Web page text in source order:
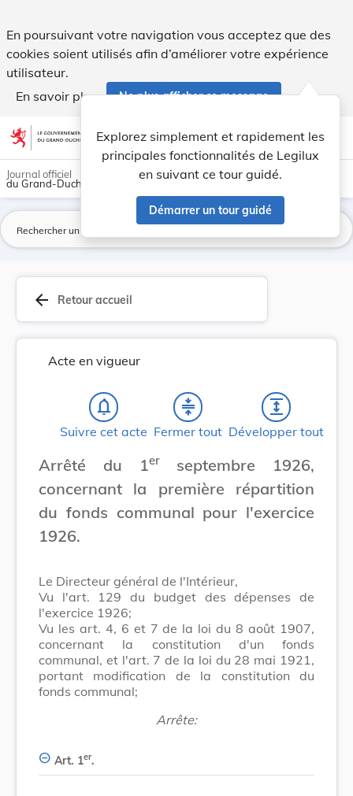
En poursuivant votre navigation vous acceptez que des
cookies soient utilisés afin d’améliorer votre expérience
utilisateur.
En savoir plus
Ne plus afficher ce message
Aller au contenu account_circle help Aide
Explorez simplement et rapidement les
principales fonctionnalités de Legilux
en suivant ce tour guidé.
Démarrer un tour guidé
light_mode dark_mode
Journal officiel
du Grand-Duché de Luxembourg
arrow_back Retour accueil
Acte en vigueur
notifications_none
Suivre cet acte
compress
Fermer tout
expand
Développer tout
Arrêté du 1erseptembre 1926,
concernant la première répartition
du fonds communal pour l'exercice
1926.
Le Directeur général de l'Intérieur,
Vu l'art. 129 du budget des dépenses de
l'exercice 1926;
Vu les art. 4, 6 et 7 de la loi du 8 août 1907,
concernant la constitution d'un fonds
communal, et l'art. 7 de la loi du 28 mai 1921,
portant modification de la constitution du
fonds communal;
Arrête:
Art. 1er.